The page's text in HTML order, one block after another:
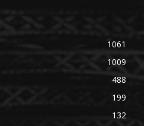
1061
1009
488
199
132